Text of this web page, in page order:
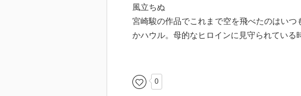
風立ちぬ
宮崎駿の作品でこれまで空を飛べたのはい
かハウル。母的なヒロインに見守られている
色彩を持たない多崎つくると彼の巡礼の年
読んだはずなのに、全然内容覚えてない笑
0